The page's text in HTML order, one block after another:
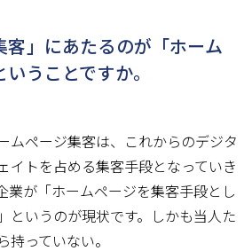
客」にあたるのが「ホーム
うことですか。
ムページ集客は、これからのデジタ
イトを占める集客手段となっていき
業が「ホームページを集客手段とし
というのが現状です。しかも当人た
っていない。